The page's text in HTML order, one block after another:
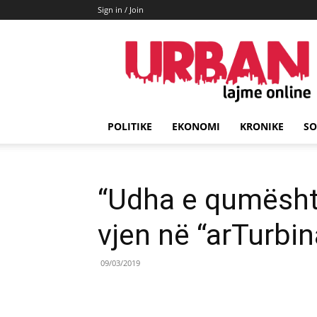
Sign in / Join
URBAN
Lajme
POLITIKE EKONOMI KRONIKE
“Udha e
vjen në
09/03/2019